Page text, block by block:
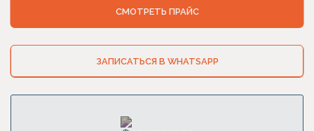
СМОТРЕТЬ ПРАЙС
ЗАПИСАТЬСЯ В WHATSAPP